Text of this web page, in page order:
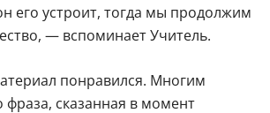
его устроит, тогда мы продолжим
— вспоминает Учитель.
понравился. Многим
фраза, сказанная в момент